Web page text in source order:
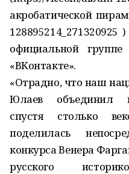
акробатической
официальной
«ВКонтакте».
«Отрадно, что наш
Юлаев объединил
спустя столько
поделилась
конкурса Венера
русского